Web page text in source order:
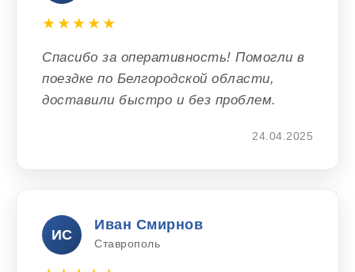
★★★★★
Спасибо за оперативность! Помогли в
поездке по Белгородской области,
доставили быстро и без проблем.
24.04.2025
ИС
Иван Смирнов
Ставрополь